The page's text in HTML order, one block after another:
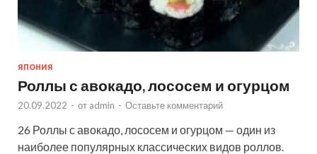
ЯПОНИЯ
Роллы с авокадо, лососем и огурцом
20.09.2022 - от admin - Оставьте комментарий
26 Роллы с авокадо, лососем и огурцом — один из
наиболее популярных классических видов роллов.